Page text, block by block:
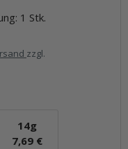
1 Stk.
zzgl.
14g
14g
7,69 €